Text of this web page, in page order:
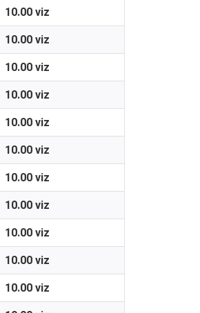
10.00 viz
10.00 viz
10.00 viz
10.00 viz
10.00 viz
10.00 viz
10.00 viz
10.00 viz
10.00 viz
10.00 viz
10.00 viz